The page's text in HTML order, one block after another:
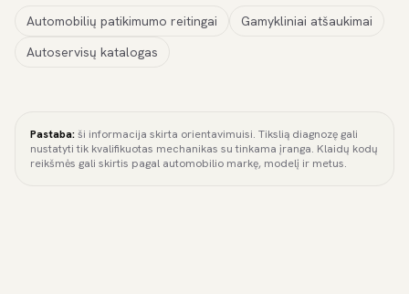
Automobilių patikimumo reitingai
Gamykliniai atšaukimai
Autoservisų katalogas
Pastaba:ši informacija skirta orientavimuisi. Tikslią diagnozę gali
nustatyti tik kvalifikuotas mechanikas su tinkama įranga. Klaidų kodų
reikšmės gali skirtis pagal automobilio markę, modelį ir metus.